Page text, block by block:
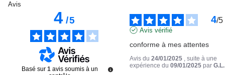
Avis
4/5
Basé sur 1 avis soumis à un
4/5
Avis vérifié
conforme à mes attentes
Avis du 24/01/2025 , suite à une
expérience du 09/01/2025 par G.L.